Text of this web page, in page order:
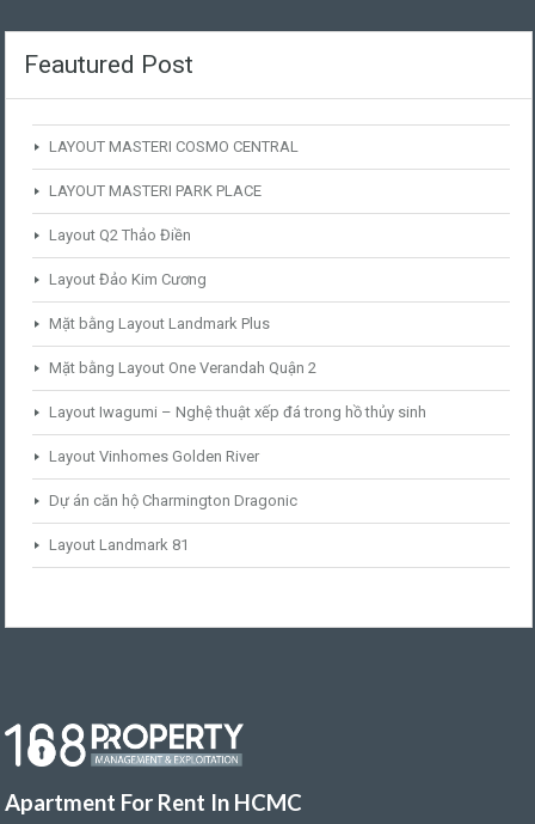
Feautured Post
LAYOUT MASTERI COSMO CENTRAL
LAYOUT MASTERI PARK PLACE
Layout Q2 Thảo Điền
Layout Đảo Kim Cương
Mặt bằng Layout Landmark Plus
Mặt bằng Layout One Verandah Quận 2
Layout Iwagumi – Nghệ thuật xếp đá trong hồ thủy sinh
Layout Vinhomes Golden River
Dự án căn hộ Charmington Dragonic
Layout Landmark 81
Apartment For Rent In HCMC